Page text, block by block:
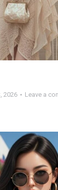
2026 Leave a